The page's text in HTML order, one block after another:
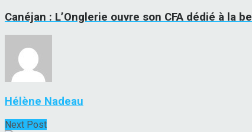
Canéjan : L’Onglerie ouvre son CFA dédié à la
Hélène Nadeau
Next Post